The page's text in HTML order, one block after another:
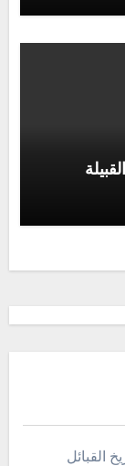
القبائل